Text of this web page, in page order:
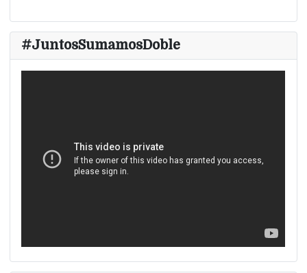
#JuntosSumamosDoble